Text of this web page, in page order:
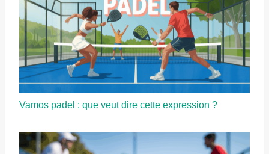
Vamos padel : que veut dire cette expression ?